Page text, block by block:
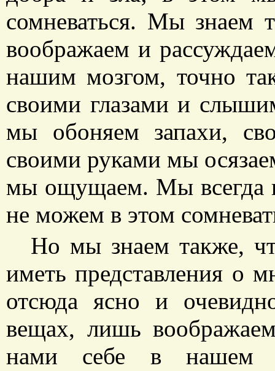
сомневаться. Мы
воображаем и
нашим мозгом, точно
своими глазами и
мы обоняем запахи,
своими руками мы
мы ощущаем. Мы всегда
не можем в этом
Но мы знаем также,
иметь представления о
отсюда ясно и
вещах, лишь
нами себе в нашем